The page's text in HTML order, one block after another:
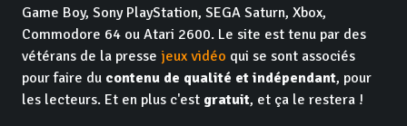
Game Boy, Sony PlayStation, SEGA Saturn, Xbox,
Commodore 64 ou Atari 2600. Le site est tenu par des
vétérans de la presse jeux vidéo qui se sont associés
pour faire du contenu de qualité et indépendant, pour
les lecteurs. Et en plus c'est gratuit, et ça le restera !